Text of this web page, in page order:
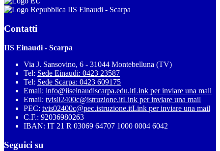
IIS Einaudi - Scarpa
Contatti
IIS Einaudi - Scarpa
Via J. Sansovino, 6 - 31044 Montebelluna (TV)
Tel: Sede Einaudi: 0423 23587
Tel: Sede Scarpa: 0423 609175
Email: info@iiseinaudiscarpa.edu.itLink per inviare una mail
Email: tvis02400c@istruzione.itLink per inviare una mail
PEC: tvis02400c@pec.istruzione.itLink per inviare una mail
C.F.: 92036980263
IBAN: IT 21 R 03069 64707 1000 0004 6042
Seguici su